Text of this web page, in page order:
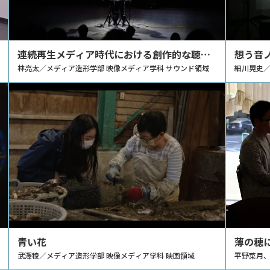
連続再生メディア時代における創作的な聴取
についての探究
林亮太／メディア造形学部 映像メディア学科 サウンド領域
想う音
細川晃史
青い花
武澤稜／メディア造形学部 映像メディア学科 映画領域
薄の穂
平野菜月